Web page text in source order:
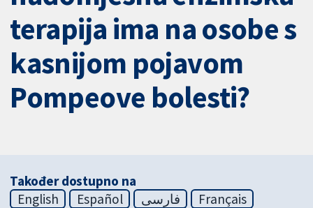
terapija ima na osobe s
kasnijom pojavom
Pompeove bolesti?
Također dostupno na
English
Español فارسی
Français